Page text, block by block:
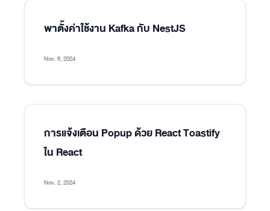
พาตั้งค่าใช้งาน Kafka กับ NestJS
Nov. 6, 2024
การแจ้งเตือน Popup ด้วย React Toastify
ใน React
Nov. 2, 2024